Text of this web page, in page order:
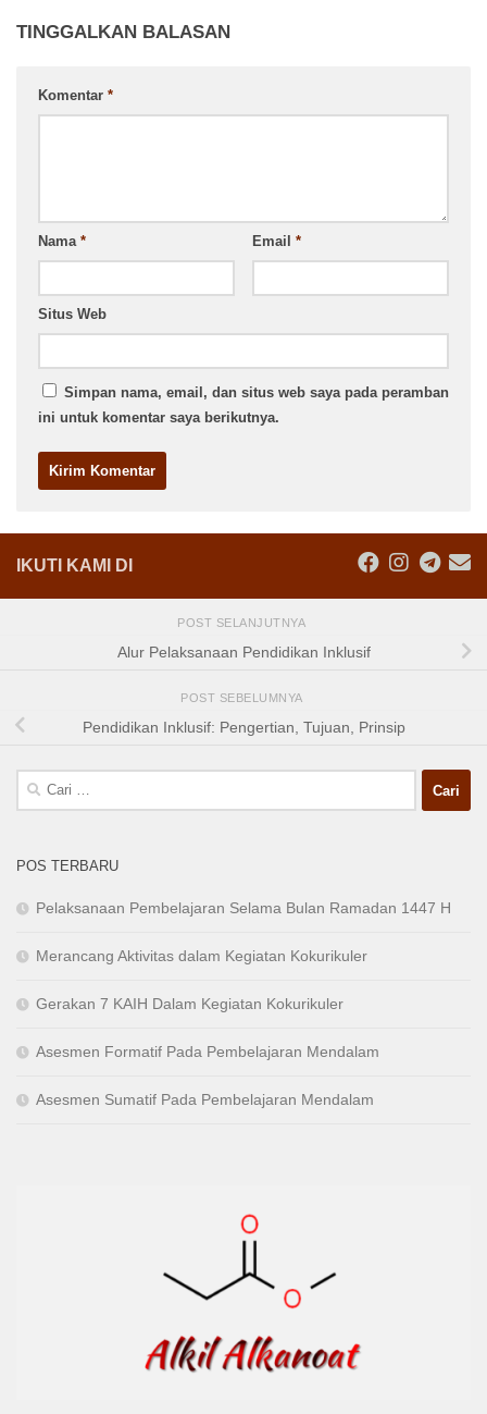
TINGGALKAN BALASAN
Komentar *
Nama * Email *
Situs Web
Simpan nama, email, dan situs web saya pada peramban
ini untuk komentar saya berikutnya.
IKUTI KAMI DI
POST SELANJUTNYA
Alur Pelaksanaan Pendidikan Inklusif
POST SEBELUMNYA
Pendidikan Inklusif: Pengertian, Tujuan, Prinsip
Cari
untuk:
POS TERBARU
Pelaksanaan Pembelajaran Selama Bulan Ramadan 1447 H
Merancang Aktivitas dalam Kegiatan Kokurikuler
Gerakan 7 KAIH Dalam Kegiatan Kokurikuler
Asesmen Formatif Pada Pembelajaran Mendalam
Asesmen Sumatif Pada Pembelajaran Mendalam